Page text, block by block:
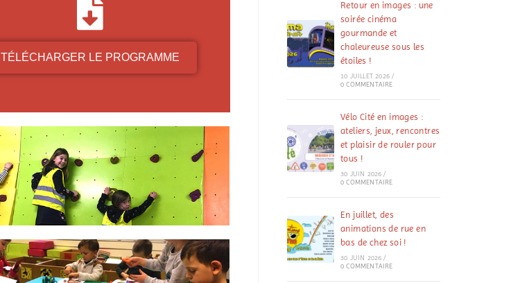
TÉLÉCHARGER LE PROGRAMME
Retour en images : une
soirée cinéma
gourmande et
chaleureuse sous les
étoiles !
10 JUILLET 2026 /
0 COMMENTAIRE
Vélo Cité en images :
ateliers, jeux, rencontres
et plaisir de rouler pour
tous !
30 JUIN 2026 /
0 COMMENTAIRE
En juillet, des
animations de rue en
bas de chez soi !
30 JUIN 2026 /
0 COMMENTAIRE